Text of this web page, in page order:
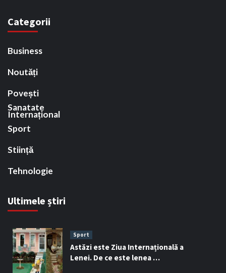
Categorii
Business
Noutăți
Povești
Internațional
Sanatate
Sport
Stiință
Tehnologie
Ultimele știri
Sport
Astăzi este Ziua Internațională a
Lenei. De ce este lenea …